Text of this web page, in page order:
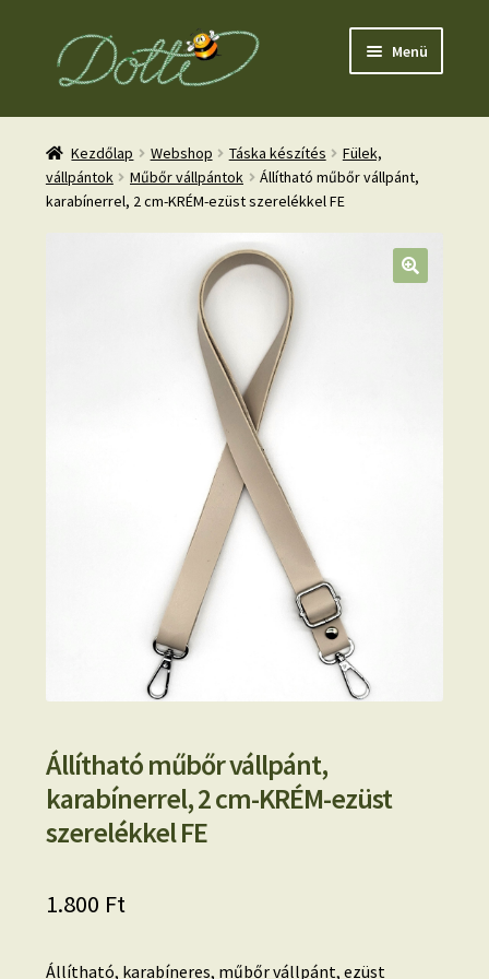
Ugrás
Kilépés
Menü
Kezdőlap Webshop Táska készítés
Fülek,
vállpántok
Műbőr vállpántok
Állítható műbőr vállpánt,
karabínerrel, 2 cm-KRÉM-ezüst szerelékkel FE
Állítható műbőr vállpánt,
karabínerrel, 2 cm-KRÉM-ezüst
szerelékkel FE
1.800 Ft
Állítható, karabíneres, műbőr vállpánt, ezüst